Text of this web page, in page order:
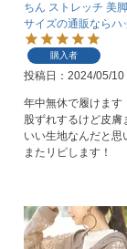
ちん ストレッチ 美
サイズの通販ならハ
購入者
投稿日 2024/05/10
年中無休で履けます
股ずれするけど皮膚
いい生地なんだと思
またリピします！